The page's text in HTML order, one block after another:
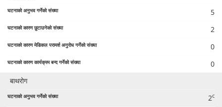
5
2
0
0
बाथरोग
2c